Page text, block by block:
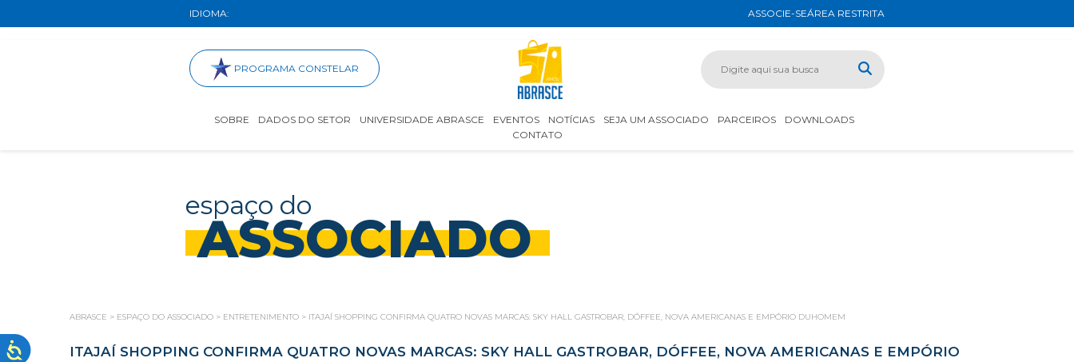
IDIOMA: ASSOCIE-SEÁREA RESTRITA
PROGRAMA CONSTELAR
SOBRE DADOS DO SETOR UNIVERSIDADE ABRASCE EVENTOS NOTÍCIAS SEJA UM ASSOCIADO PARCEIROS
DOWNLOADS
CONTATO
espaço do
ASSOCIADO
ABRASCE > ESPAÇO DO ASSOCIADO > ENTRETENIMENTO > ITAJAÍ SHOPPING CONFIRMA QUATRO NOVAS MARCAS: SKY HALL GASTROBAR, DÓFFEE, NOVA AMERICANAS E EMPÓRIO DUHOMEM
ITAJAÍ SHOPPING CONFIRMA QUATRO NOVAS MARCAS: SKY HALL GASTROBAR, DÓFFEE, NOVA AMERICANAS E EMPÓRIO